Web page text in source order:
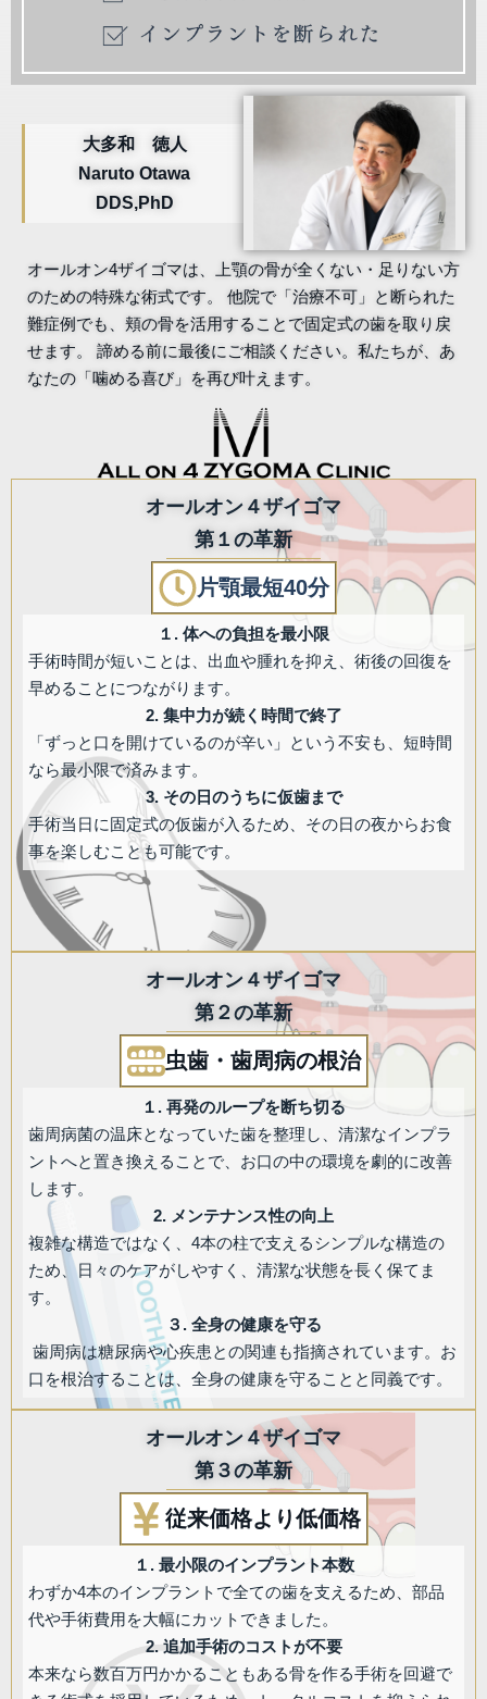
大多和 徳人
Naruto Otawa
DDS,PhD
オールオン4ザイゴマは、上顎の骨が全くない・足りない方
のための特殊な術式です。 他院で「治療不可」と断られた
難症例でも、頬の骨を活用することで固定式の歯を取り戻
せます。 諦める前に最後にご相談ください。私たちが、あ
なたの「噛める喜び」を再び叶えます。
オールオン４ザイゴマ
第１の革新
片顎最短40分
１. 体への負担を最小限
手術時間が短いことは、出血や腫れを抑え、術後の回復を
早めることにつながります。
2. 集中力が続く時間で終了
「ずっと口を開けているのが辛い」という不安も、短時間
なら最小限で済みます。
3. その日のうちに仮歯まで
手術当日に固定式の仮歯が入るため、その日の夜からお食
事を楽しむことも可能です。
オールオン４ザイゴマ
第２の革新
虫歯・歯周病の根治
１. 再発のループを断ち切る
歯周病菌の温床となっていた歯を整理し、清潔なインプラ
ントへと置き換えることで、お口の中の環境を劇的に改善
します。
2. メンテナンス性の向上
複雑な構造ではなく、4本の柱で支えるシンプルな構造の
ため、日々のケアがしやすく、清潔な状態を長く保てま
す。
３. 全身の健康を守る
歯周病は糖尿病や心疾患との関連も指摘されています。お
口を根治することは、全身の健康を守ることと同義です。
オールオン４ザイゴマ
第３の革新
従来価格より低価格
１. 最小限のインプラント本数
わずか4本のインプラントで全ての歯を支えるため、部品
代や手術費用を大幅にカットできました。
2. 追加手術のコストが不要
本来なら数百万円かかることもある骨を作る手術を回避で